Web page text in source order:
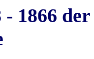
- 1866